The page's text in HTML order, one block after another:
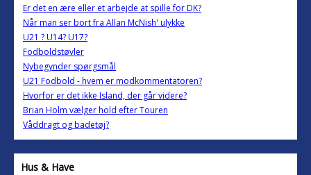
Er det en ære eller et arbejde at spille for DK?
Når man ser bort fra Allan McNish' ulykke
U21 ? U14? U17?
Fodboldstøvler
Nybegynder spørgsmål
U21 Fodbold - hvem er modkommentatoren?
Hvorfor er det ikke Island, der går videre?
Brian Holm vælger hold efter Touren
Våddragt og badetøj?
Hus & Have